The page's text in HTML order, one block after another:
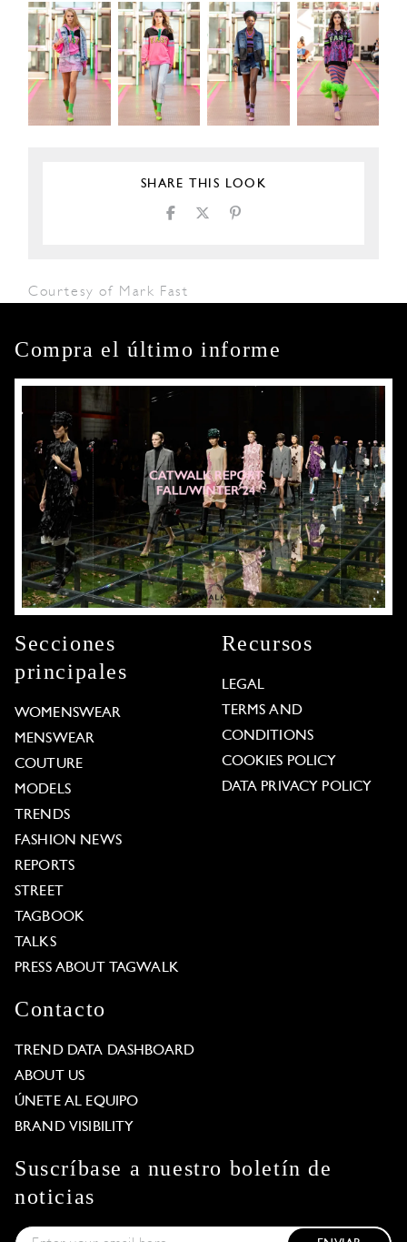
SHARE THIS LOOK
Courtesy of Mark Fast
Compra el último informe
Secciones
principales
WOMENSWEAR
MENSWEAR
COUTURE
MODELS
TRENDS
FASHION NEWS
REPORTS
STREET
TAGBOOK
TALKS
PRESS ABOUT TAGWALK
Recursos
LEGAL
TERMS AND
CONDITIONS
COOKIES POLICY
DATA PRIVACY POLICY
Contacto
TREND DATA DASHBOARD
ABOUT US
ÚNETE AL EQUIPO
BRAND VISIBILITY
Suscríbase a nuestro boletín de
noticias